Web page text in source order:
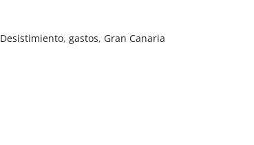
Desistimiento,gastos, Gran Canaria